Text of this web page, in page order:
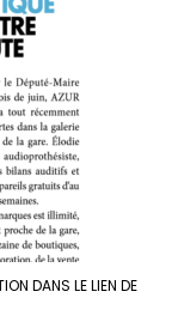
DANS LE LIEN DE